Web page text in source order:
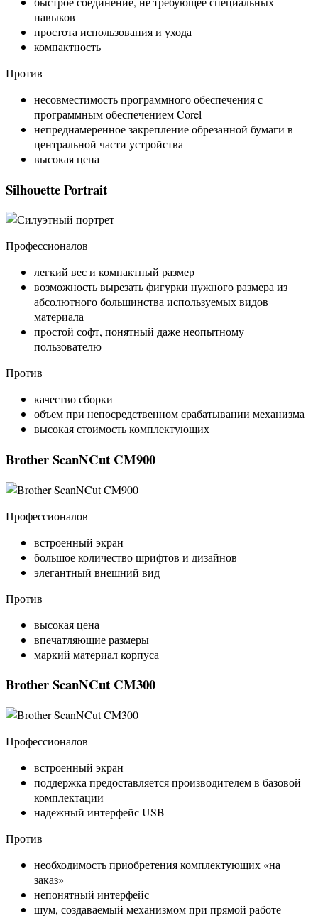
навыков
простота использования и ухода
компактность
Против
несовместимость программного обеспечения с
программным обеспечением Corel
непреднамеренное закрепление обрезанной бумаги в
центральной части устройства
высокая цена
Silhouette Portrait
Профессионалов
легкий вес и компактный размер
возможность вырезать фигурки нужного размера из
абсолютного большинства используемых видов
материала
простой софт, понятный даже неопытному
пользователю
Против
качество сборки
объем при непосредственном срабатывании механизма
высокая стоимость комплектующих
Brother ScanNCut CM900
Профессионалов
встроенный экран
большое количество шрифтов и дизайнов
элегантный внешний вид
Против
высокая цена
впечатляющие размеры
маркий материал корпуса
Brother ScanNCut CM300
Профессионалов
встроенный экран
поддержка предоставляется производителем в базовой
комплектации
надежный интерфейс USB
Против
необходимость приобретения комплектующих «на
заказ»
непонятный интерфейс
шум, создаваемый механизмом при прямой работе